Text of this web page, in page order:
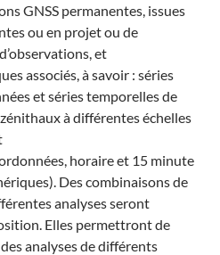
GNSS permanentes, issues
ou en projet ou de
et
associés, à savoir : séries
et séries temporelles de
à différentes échelles
horaire et 15 minute
Des combinaisons de
analyses seront
Elles permettront de
analyses de différents